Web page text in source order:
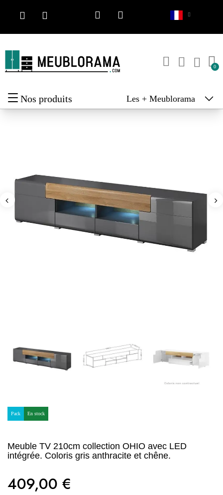
Nos produits Les + Meublorama
Pack En stock
Meuble TV 210cm collection OHIO avec LED
intégrée. Coloris gris anthracite et chêne.
409,00 €